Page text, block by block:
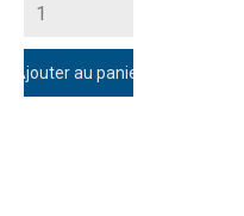
Ajouter au panier